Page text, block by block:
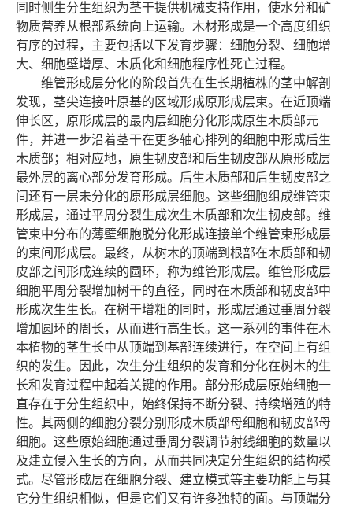
同时侧生分生组织为茎干提供机械支持作用，使水分和矿
物质营养从根部系统向上运输。木材形成是一个高度组织
有序的过程，主要包括以下发育步骤：细胞分裂、细胞增
大、细胞壁增厚、木质化和细胞程序性死亡过程。
维管形成层分化的阶段首先在生长期植株的茎中解剖
发现，茎尖连接叶原基的区域形成原形成层束。在近顶端
伸长区，原形成层的最内层细胞分化形成原生木质部元
件，并进一步沿着茎干在更多轴心排列的细胞中形成后生
木质部；相对应地，原生韧皮部和后生韧皮部从原形成层
最外层的离心部分发育形成。后生木质部和后生韧皮部之
间还有一层未分化的原形成层细胞。这些细胞组成维管束
形成层，通过平周分裂生成次生木质部和次生韧皮部。维
管束中分布的薄壁细胞脱分化形成连接单个维管束形成层
的束间形成层。最终，从树木的顶端到根部在木质部和韧
皮部之间形成连续的圆环，称为维管形成层。维管形成层
细胞平周分裂增加树干的直径，同时在木质部和韧皮部中
形成次生生长。在树干增粗的同时，形成层通过垂周分裂
增加圆环的周长，从而进行高生长。这一系列的事件在木
本植物的茎生长中从顶端到基部连续进行，在空间上有组
织的发生。因此，次生分生组织的发育和分化在树木的生
长和发育过程中起着关键的作用。部分形成层原始细胞一
直存在于分生组织中，始终保持不断分裂、持续增殖的特
性。其两侧的细胞分裂分别形成木质部母细胞和韧皮部母
细胞。这些原始细胞通过垂周分裂调节射线细胞的数量以
及建立侵入生长的方向，从而共同决定分生组织的结构模
式。尽管形成层在细胞分裂、建立模式等主要功能上与其
它分生组织相似，但是它们又有许多独特的面。与顶端分